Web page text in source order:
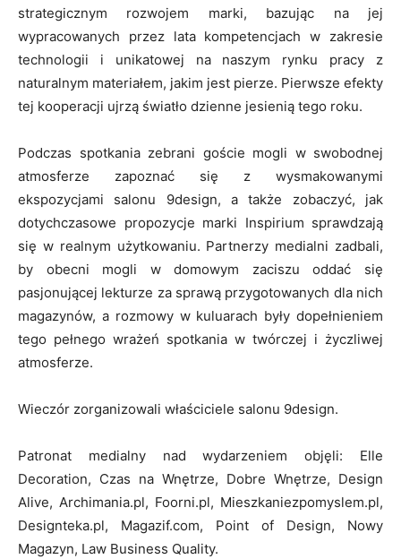
strategicznym rozwojem marki, bazując na jej
wypracowanych przez lata kompetencjach w zakresie
technologii i unikatowej na naszym rynku pracy z
naturalnym materiałem, jakim jest pierze. Pierwsze efekty
tej kooperacji ujrzą światło dzienne jesienią tego roku.
Podczas spotkania zebrani goście mogli w swobodnej
atmosferze zapoznać się z wysmakowanymi
ekspozycjami salonu 9design, a także zobaczyć, jak
dotychczasowe propozycje marki Inspirium sprawdzają
się w realnym użytkowaniu. Partnerzy medialni zadbali,
by obecni mogli w domowym zaciszu oddać się
pasjonującej lekturze za sprawą przygotowanych dla nich
magazynów, a rozmowy w kuluarach były dopełnieniem
tego pełnego wrażeń spotkania w twórczej i życzliwej
atmosferze.
Wieczór zorganizowali właściciele salonu 9design.
Patronat medialny nad wydarzeniem objęli: Elle
Decoration, Czas na Wnętrze, Dobre Wnętrze, Design
Alive, Archimania.pl, Foorni.pl, Mieszkaniezpomyslem.pl,
Designteka.pl, Magazif.com, Point of Design, Nowy
Magazyn, Law Business Quality.